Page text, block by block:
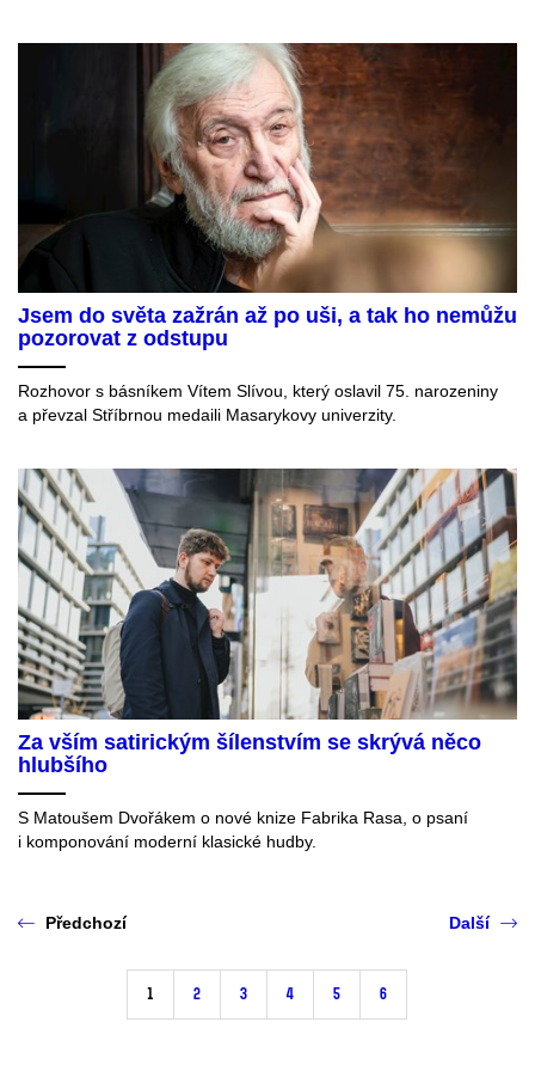
Jsem do světa zažrán až po uši, a tak ho nemůžu
pozorovat z odstupu
Rozhovor s básníkem Vítem Slívou, který oslavil 75. narozeniny
a převzal Stříbrnou medaili Masarykovy univerzity.
Za vším satirickým šílenstvím se skrývá něco
hlubšího
S Matoušem Dvořákem o nové knize Fabrika Rasa, o psaní
i komponování moderní klasické hudby.
Předchozí
1 2 3 4 5 6
Další